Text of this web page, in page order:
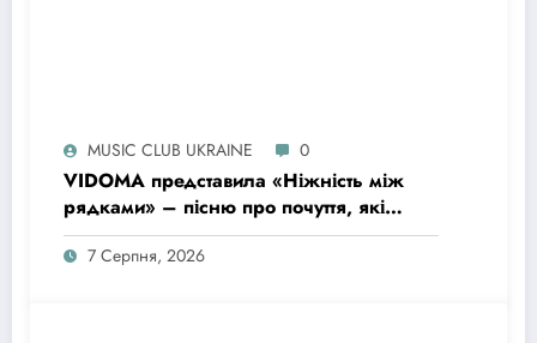
MUSIC CLUB UKRAINE 0
VIDOMA представила «Ніжність між
рядками» – пісню про почуття, які
живуть у мовчанні
7 Серпня, 2026